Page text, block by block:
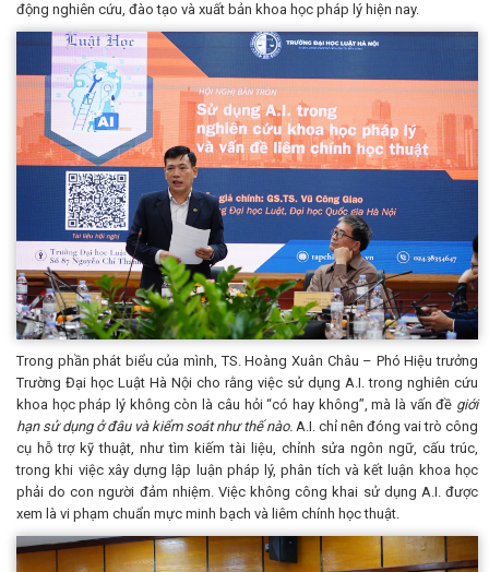
động nghiên cứu, đào tạo và xuất bản khoa học pháp lý hiện nay.
Trong phần phát biểu của mình, TS. Hoàng Xuân Châu – Phó Hiệu trưởng
Trường Đại học Luật Hà Nội cho rằng việc sử dụng A.I. trong nghiên cứu
khoa học pháp lý không còn là câu hỏi “có hay không”, mà là vấn đề giới
hạn sử dụng ở đâu và kiểm soát như thế nào. A.I. chỉ nên đóng vai trò công
cụ hỗ trợ kỹ thuật, như tìm kiếm tài liệu, chỉnh sửa ngôn ngữ, cấu trúc,
trong khi việc xây dựng lập luận pháp lý, phân tích và kết luận khoa học
phải do con người đảm nhiệm. Việc không công khai sử dụng A.I. được
xem là vi phạm chuẩn mực minh bạch và liêm chính học thuật.